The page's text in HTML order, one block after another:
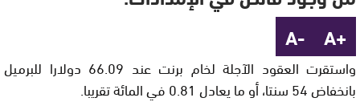
+A
-A
واستقرت العقود الآجلة لخام برنت عند 66.09 دولارا للبرميل
بانخفاض 54 سنتا، أو ما يعادل 0.81 في المائة تقريبا.